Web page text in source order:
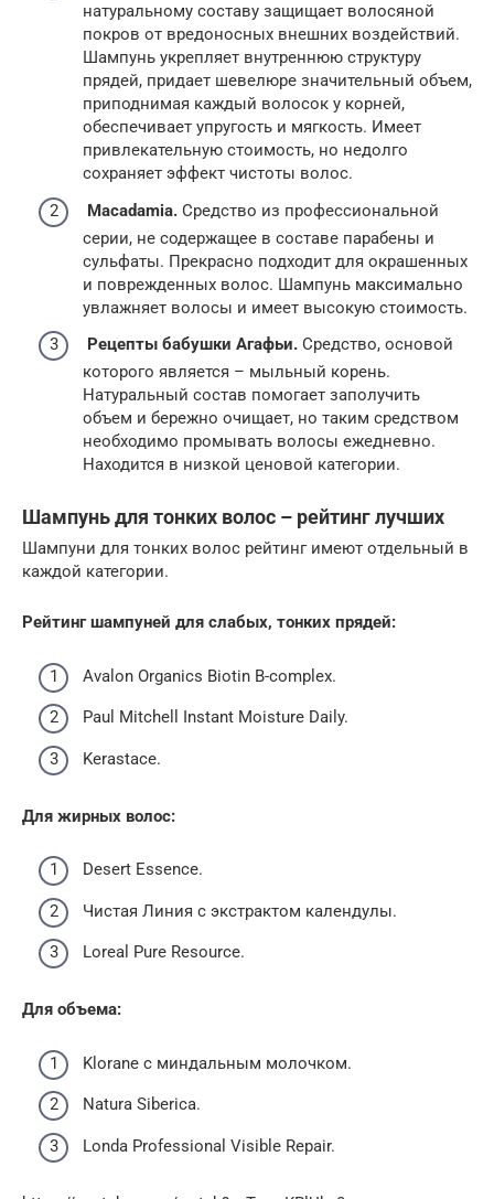
натуральному составу защищает волосяной
покров от вредоносных внешних воздействий.
Шампунь укрепляет внутреннюю структуру
прядей, придает шевелюре значительный объем,
приподнимая каждый волосок у корней,
обеспечивает упругость и мягкость. Имеет
привлекательную стоимость, но недолго
сохраняет эффект чистоты волос.
Macadamia. Средство из профессиональной
серии, не содержащее в составе парабены и
сульфаты. Прекрасно подходит для окрашенных
и поврежденных волос. Шампунь максимально
увлажняет волосы и имеет высокую стоимость.
Рецепты бабушки Агафьи. Средство, основой
которого является – мыльный корень.
Натуральный состав помогает заполучить
объем и бережно очищает, но таким средством
необходимо промывать волосы ежедневно.
Находится в низкой ценовой категории.
Шампунь для тонких волос – рейтинг лучших
Шампуни для тонких волос рейтинг имеют отдельный в
каждой категории.
Рейтинг шампуней для слабых, тонких прядей:
Avalon Organics Biotin B-complex.
Paul Mitchell Instant Moisture Daily.
Kerastace.
Для жирных волос:
Desert Essence.
Чистая Линия с экстрактом календулы.
Loreal Pure Resource.
Для объема:
Klorane с миндальным молочком.
Natura Siberica.
Londa Professional Visible Repair.